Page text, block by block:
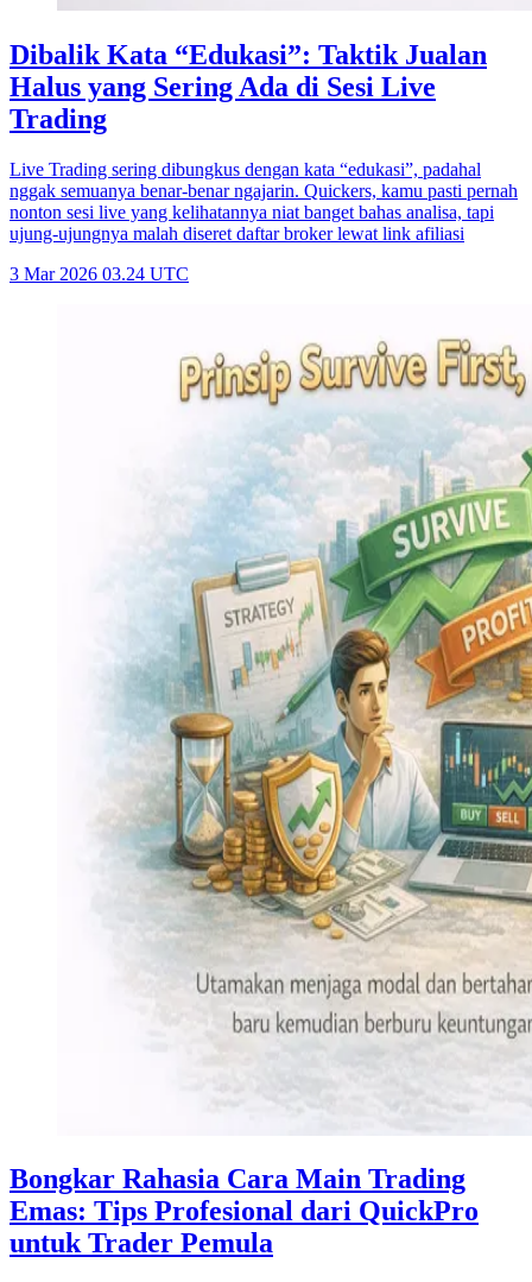
Dibalik Kata “Edukasi”: Taktik Jualan
Halus yang Sering Ada di Sesi Live
Trading
Live Trading sering dibungkus dengan kata “edukasi”, padahal
nggak semuanya benar-benar ngajarin. Quickers, kamu pasti pernah
nonton sesi live yang kelihatannya niat banget bahas analisa, tapi
ujung-ujungnya malah diseret daftar broker lewat link afiliasi
3 Mar 2026 03.24 UTC
Bongkar Rahasia Cara Main Trading
Emas: Tips Profesional dari QuickPro
untuk Trader Pemula